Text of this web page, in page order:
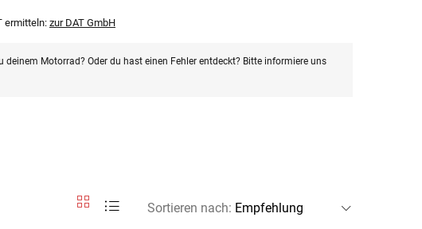
ermitteln:zur DAT GmbH
deinem Motorrad? Oder du hast einen Fehler entdeckt? Bitte informiere uns
Sortieren nach: